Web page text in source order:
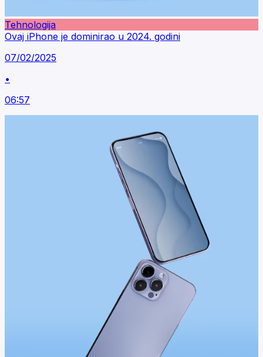
Tehnologija
Ovaj iPhone je dominirao u 2024. godini
07/02/2025
•
06:57